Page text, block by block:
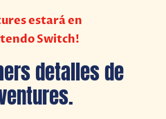
estará en
Switch!
detalles de